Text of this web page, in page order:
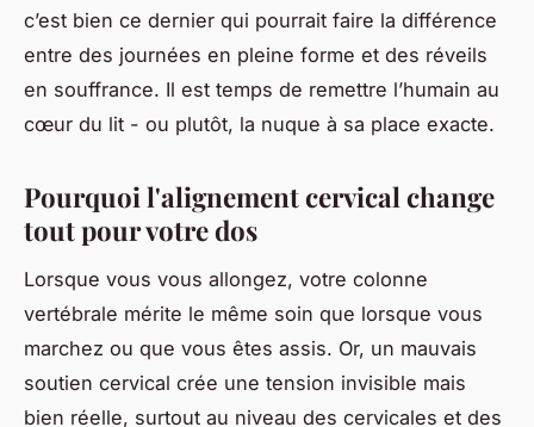
c’est bien ce dernier qui pourrait faire la différence
entre des journées en pleine forme et des réveils
en souffrance. Il est temps de remettre l’humain au
cœur du lit - ou plutôt, la nuque à sa place exacte.
Pourquoi l'alignement cervical change
tout pour votre dos
Lorsque vous vous allongez, votre colonne
vertébrale mérite le même soin que lorsque vous
marchez ou que vous êtes assis. Or, un mauvais
soutien cervical crée une tension invisible mais
bien réelle, surtout au niveau des cervicales et des